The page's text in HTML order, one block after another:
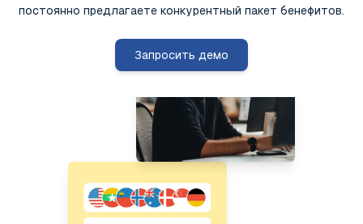
постоянно предлагаете конкурентный пакет бенефитов.
Запросить демо